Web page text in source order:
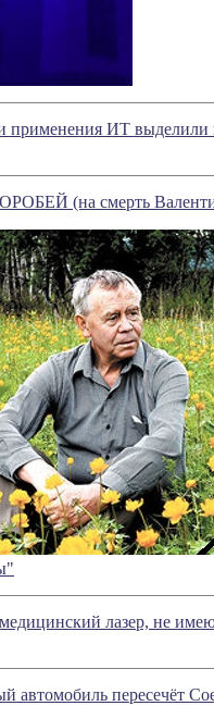
применения ИТ выделили
(на смерть
лазер, не
автомобиль пересечёт